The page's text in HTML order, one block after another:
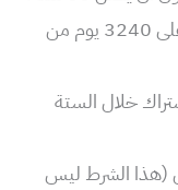
أن يكون المستفيد متوفرا، على الأقل، على 3240 يوم من
54 يوم من الاشتراك خلال الستة
(هذا الشرط ليس